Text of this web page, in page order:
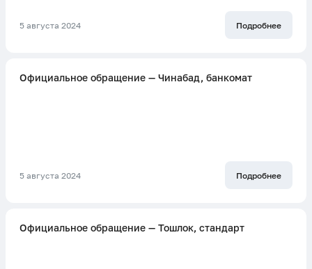
5 августа 2024 Подробнее
Официальное обращение — Чинабад, банкомат
5 августа 2024 Подробнее
Официальное обращение — Тошлок, стандарт